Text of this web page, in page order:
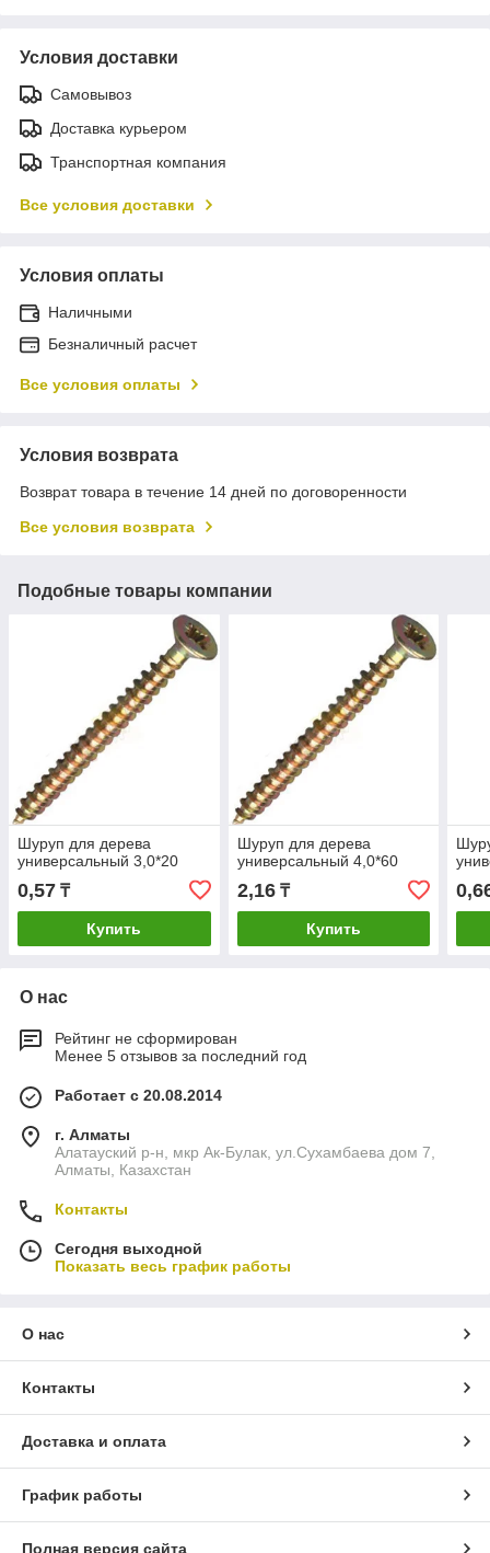
Условия доставки
Самовывоз
Доставка курьером
Транспортная компания
Все условия доставки
Условия оплаты
Наличными
Безналичный расчет
Все условия оплаты
Условия возврата
Возврат товара в течение 14 дней по договоренности
Все условия возврата
Подобные товары компании
Шуруп для дерева
универсальный 3,0*20
0,57 ₸
Купить
Шуруп для дерева
универсальный 4,0*60
2,16₸
Купить
О нас
Рейтинг не сформирован
Менее 5 отзывов за последний год
Работает с 20.08.2014
г. Алматы
Алатауский р-н, мкр Ак-Булак, ул.Cухамбаева дом 7,
Алматы, Казахстан
Контакты
Сегодня выходной
Показать весь график работы
О нас
Контакты
Доставка и оплата
График работы
Полная версия сайта